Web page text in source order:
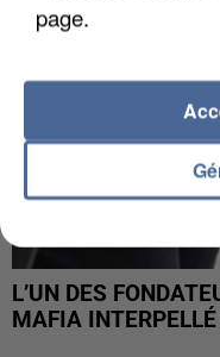
L’UN DES
MAFIA
page.